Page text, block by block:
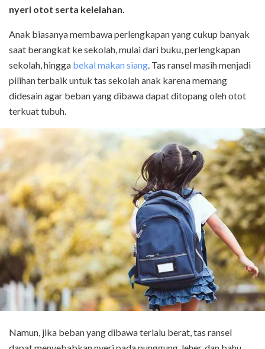
nyeri otot serta kelelahan.
Anak biasanya membawa perlengkapan yang cukup banyak
saat berangkat ke sekolah, mulai dari buku, perlengkapan
sekolah, hingga bekal makan siang. Tas ransel masih menjadi
pilihan terbaik untuk tas sekolah anak karena memang
didesain agar beban yang dibawa dapat ditopang oleh otot
terkuat tubuh.
Namun, jika beban yang dibawa terlalu berat, tas ransel